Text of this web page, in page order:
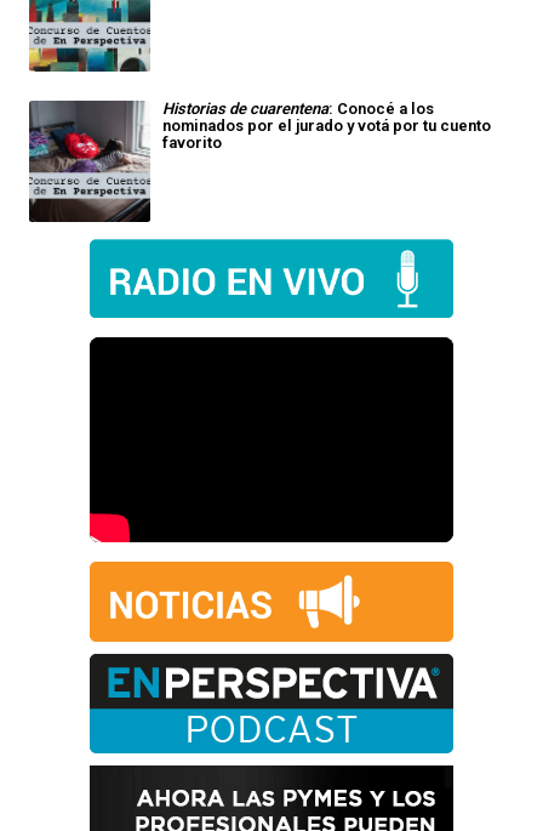
Historias de cuarentena: Conocé a los
nominados por el jurado y votá por tu cuento
favorito